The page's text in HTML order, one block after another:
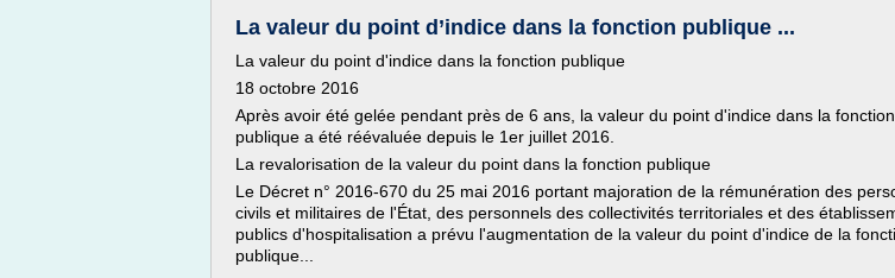
La valeur du point d’indice dans la fonction publique ...
La valeur du point d'indice dans la fonction publique
18 octobre 2016
Après avoir été gelée pendant près de 6 ans, la valeur du point d'indice dans la fonction
publique a été réévaluée depuis le 1er juillet 2016.
La revalorisation de la valeur du point dans la fonction publique
Le Décret n° 2016-670 du 25 mai 2016 portant majoration de la rémunération des
civils et militaires de l'État, des personnels des collectivités territoriales et des
publics d'hospitalisation a prévu l'augmentation de la valeur du point d'indice de la
publique...